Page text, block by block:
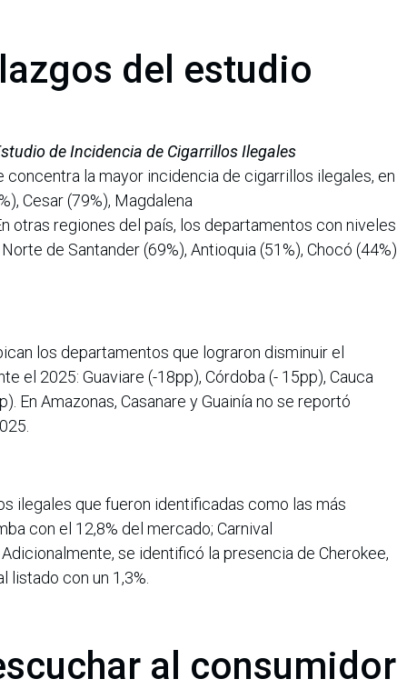
del estudio
de Incidencia de Cigarrillos Ilegales
concentra la mayor incidencia de cigarrillos ilegales, en
Cesar (79%), Magdalena
otras regiones del país, los departamentos con niveles
de Santander (69%), Antioquia (51%), Chocó (44%)
los departamentos que lograron disminuir el
el 2025: Guaviare (-18pp), Córdoba (- 15pp), Cauca
En Amazonas, Casanare y Guainía no se reportó
ilegales que fueron identificadas como las más
con el 12,8% del mercado; Carnival
se identificó la presencia de Cherokee,
listado con un 1,3%.
al consumidor